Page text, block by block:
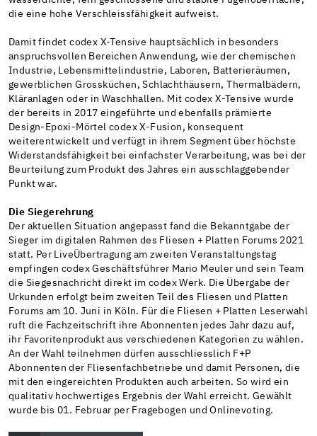
die eine hohe Verschleissfähigkeit aufweist.
Damit findet codex X-Tensive hauptsächlich in besonders
anspruchsvollen Bereichen Anwendung, wie der chemischen
Industrie, Lebensmittelindustrie, Laboren, Batterieräumen,
gewerblichen Grossküchen, Schlachthäusern, Thermalbädern,
Kläranlagen oder in Waschhallen. Mit codex X-Tensive wurde
der bereits in 2017 eingeführte und ebenfalls prämierte
Design-Epoxi-Mörtel codex X-Fusion, konsequent
weiterentwickelt und verfügt in ihrem Segment über höchste
Widerstandsfähigkeit bei einfachster Verarbeitung, was bei der
Beurteilung zum Produkt des Jahres ein ausschlaggebender
Punkt war.
Die Siegerehrung
Der aktuellen Situation angepasst fand die Bekanntgabe der
Sieger im digitalen Rahmen des Fliesen + Platten Forums 2021
statt. Per LiveÜbertragung am zweiten Veranstaltungstag
empfingen codex Geschäftsführer Mario Meuler und sein Team
die Siegesnachricht direkt im codex Werk. Die Übergabe der
Urkunden erfolgt beim zweiten Teil des Fliesen und Platten
Forums am 10. Juni in Köln. Für die Fliesen + Platten Leserwahl
ruft die Fachzeitschrift ihre Abonnenten jedes Jahr dazu auf,
ihr Favoritenprodukt aus verschiedenen Kategorien zu wählen.
An der Wahl teilnehmen dürfen ausschliesslich F+P
Abonnenten der Fliesenfachbetriebe und damit Personen, die
mit den eingereichten Produkten auch arbeiten. So wird ein
qualitativ hochwertiges Ergebnis der Wahl erreicht. Gewählt
wurde bis 01. Februar per Fragebogen und Onlinevoting.